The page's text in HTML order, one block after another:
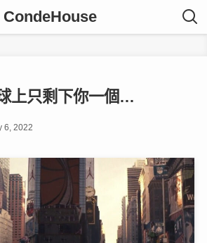
CondeHouse
上只剩下你一個…
6, 2022